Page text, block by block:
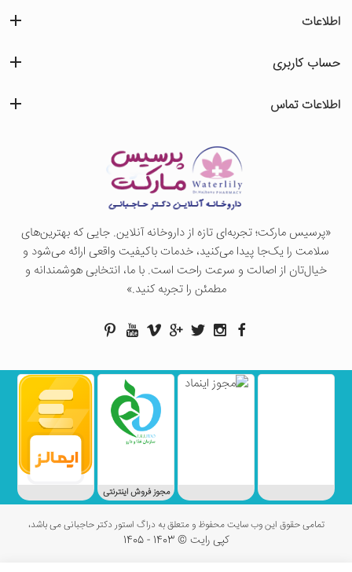
«پرسيس ماركت؛ تجربه‌ای تازه از داروخانه آنلاین. جایی که بهترین‌های
سلامت را یک‌جا پیدا می‌کنید، خدمات باکیفیت واقعی ارائه می‌شود و
خیال‌تان از اصالت و سرعت راحت است. با ما، انتخابی هوشمندانه و
مطمئن را تجربه کنید.»
اطلاعات
حساب کاربری
اطلاعات تماس
مجوز فروش اینترنتی
تمامی حقوق این وب سایت محفوظ و متعلق به دراگ استور دکتر حاجبانی می باشد،
کپی رایت © 1403 - 1405